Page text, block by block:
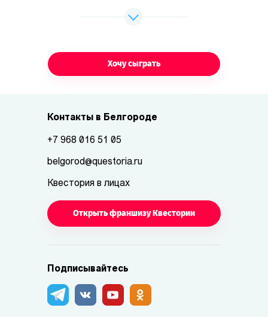
Хочу сыграть
Контакты в Белгороде
+7 968 016 51 05
belgorod@questoria.ru
Квестория в лицах
Открыть франшизу Квестории
Подписывайтесь